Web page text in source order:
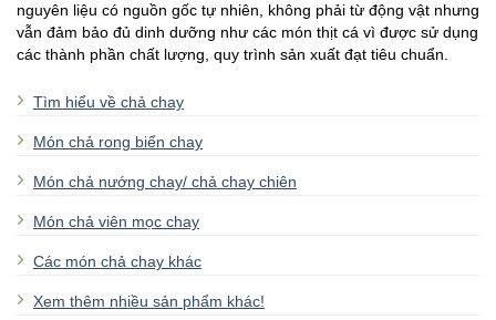
nguyên liệu có nguồn gốc tự nhiên, không phải từ động vật nhưng
vẫn đảm bảo đủ dinh dưỡng như các món thịt cá vì được sử dụng
các thành phần chất lượng, quy trình sản xuất đạt tiêu chuẩn.
Tìm hiểu về chả chay
Món chả rong biển chay
Món chả nướng chay/ chả chay chiên
Món chả viên mọc chay
Các món chả chay khác
Xem thêm nhiều sản phẩm khác!